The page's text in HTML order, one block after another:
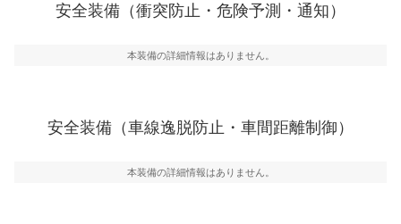
一般的な荷物のサイズの目安
ーキアシスト、ABSなどが装備されています。
車線逸脱防止
車線のはみだしやふらつきを防止するためにレーンキー
安全装備（衝突防止・危険予測・通知）
本装備の詳細情報はありません。
安全装備（車線逸脱防止・車間距離制御）
本装備の詳細情報はありません。